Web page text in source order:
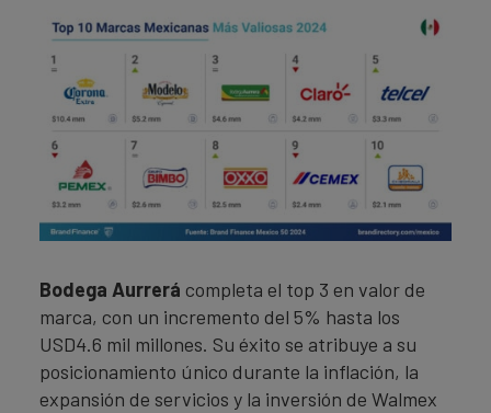
Bodega Aurrerá completa el top 3 en valor de
marca, con un incremento del 5% hasta los
USD4.6 mil millones. Su éxito se atribuye a su
posicionamiento único durante la inflación, la
expansión de servicios y la inversión de Walmex